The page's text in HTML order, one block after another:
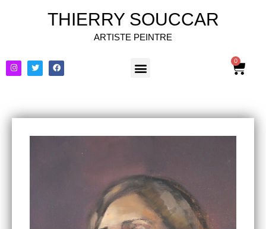
THIERRY SOUCCAR
ARTISTE PEINTRE
0